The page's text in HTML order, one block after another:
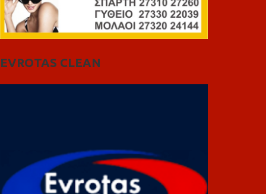
EVROTAS CLEAN